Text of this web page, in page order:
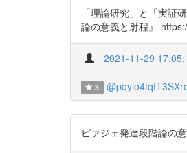
「理論研究」と「実証
論の意義と射程』
2021-11-29
3
ピァジェ発達段階論の